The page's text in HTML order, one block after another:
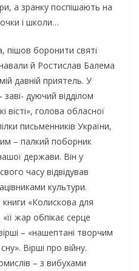
а зранку поспішають на
і школи…
боронити святі
навали й Ростислав Балема
давній приятель. У
дуючий відділом
вісті», голова обласної
письменників України,
– палкий поборник
держави. Він у
часу відвідував
культури.
«Колискова для
жар обпікає серце
– «нашептані творчим
Вірші про війну.
– з вибухами